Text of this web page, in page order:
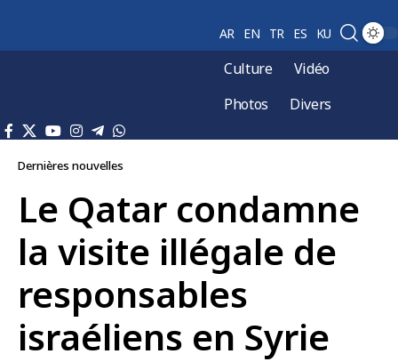
AR EN TR ES KU
Culture
Vidéo
Photos
Divers
Dernières nouvelles
Le Qatar condamne
la visite illégale de
responsables
israéliens en Syrie